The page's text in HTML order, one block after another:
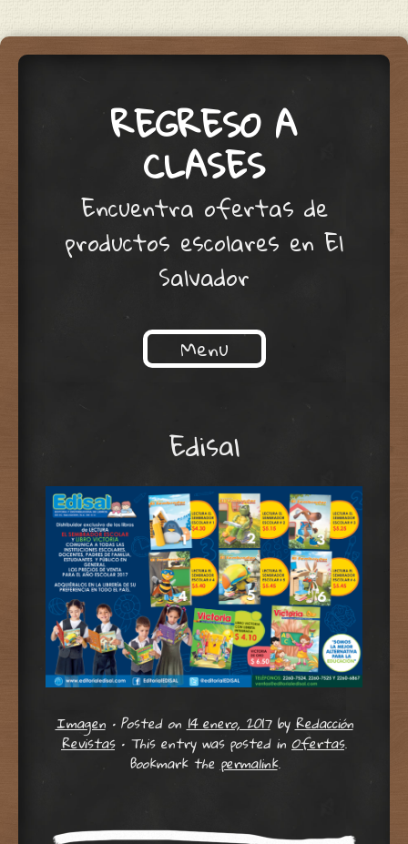
REGRESO A
CLASES
Encuentra ofertas de
productos escolares en El
Salvador
Menu
Edisal
Imagen • Posted on14 enero, 2017byRedacción
Revistas • This entry was posted in Ofertas.
Bookmark thepermalink.